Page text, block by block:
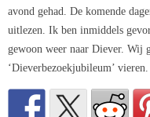
avond gehad. De komende
uitlezen. Ik ben inmiddels
gewoon weer naar Diever. Wij
‘Dieverbezoekjubileum’ vieren.